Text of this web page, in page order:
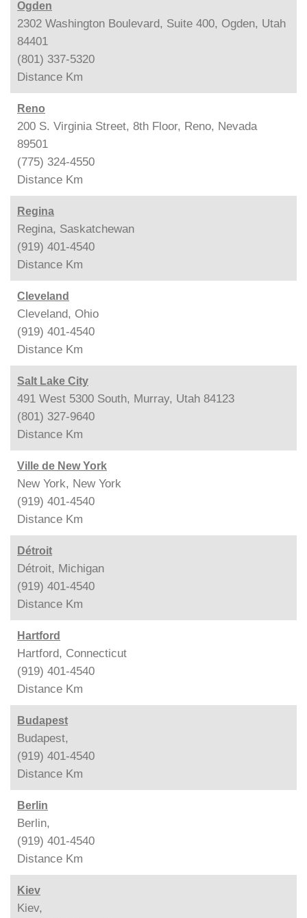
Ogden
2302 Washington Boulevard, Suite 400, Ogden, Utah
84401
(801) 337-5320
Distance Km
Reno
200 S. Virginia Street, 8th Floor, Reno, Nevada
89501
(775) 324-4550
Distance Km
Regina
Regina, Saskatchewan
(919) 401-4540
Distance Km
Cleveland
Cleveland, Ohio
(919) 401-4540
Distance Km
Salt Lake City
491 West 5300 South, Murray, Utah 84123
(801) 327-9640
Distance Km
Ville de New York
New York, New York
(919) 401-4540
Distance Km
Détroit
Détroit, Michigan
(919) 401-4540
Distance Km
Hartford
Hartford, Connecticut
(919) 401-4540
Distance Km
Budapest
Budapest,
(919) 401-4540
Distance Km
Berlin
Berlin,
(919) 401-4540
Distance Km
Kiev
Kiev,